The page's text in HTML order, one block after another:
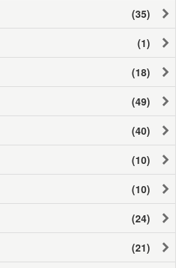
(35)
(1)
(18)
(49)
(40)
(10)
(10)
(24)
(21)